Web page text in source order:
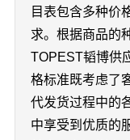
目表包含多种价
求。根据商品的
TOPEST韬博供
格标准既考虑了
代发货过程中的
中享受到优质的